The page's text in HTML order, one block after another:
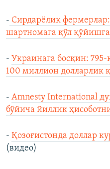
- Сирдарёлик
шартномага қўл
- Украинага босқин:
100 миллион долларлик
- Amnesty International
бўйича йиллик
- Қозоғистонда доллар
(видео)